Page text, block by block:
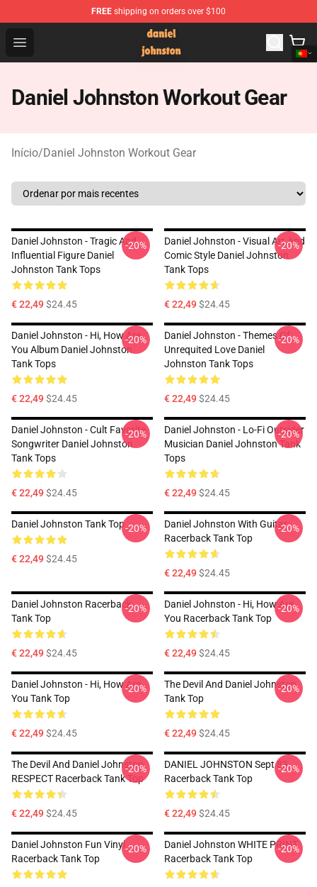
FREE shipping on orders over $100
Open menu
Daniel Johnston Store - Official Daniel Johnston
Daniel Johnston Workout Gear
Início/Daniel Johnston Workout Gear
Daniel Johnston - Tragic And
Influential Figure Daniel
Johnston Tank Tops
€ 22,49$24.45
-20%
Daniel Johnston - Visual Art And
Comic Style Daniel Johnston
Tank Tops
€ 22,49$24.45
-20%
Daniel Johnston - Hi, How Are
You Album Daniel Johnston
Tank Tops
€ 22,49$24.45
-20%
Daniel Johnston - Themes Of
Unrequited Love Daniel
Johnston Tank Tops
€ 22,49$24.45
-20%
Daniel Johnston - Cult Favorite
Songwriter Daniel Johnston
Tank Tops
€ 22,49$24.45
-20%
Daniel Johnston - Lo-Fi Outsider
Musician Daniel Johnston Tank
Tops
€ 22,49$24.45
-20%
Daniel Johnston Tank Top
€ 22,49$24.45
-20%
Daniel Johnston With Guitar
Racerback Tank Top
€ 22,49$24.45
-20%
Daniel Johnston Racerback
Tank Top
€ 22,49$24.45
-20%
Daniel Johnston - Hi, How Are
You Racerback Tank Top
€ 22,49$24.45
-20%
Daniel Johnston - Hi, How Are
You Tank Top
€ 22,49$24.45
-20%
The Devil And Daniel Johnston
Tank Top
€ 22,49$24.45
-20%
The Devil And Daniel Johnston
RESPECT Racerback Tank Top
€ 22,49$24.45
-20%
DANIEL JOHNSTON Sept 83
Racerback Tank Top
€ 22,49$24.45
-20%
Daniel Johnston Fun Vinyl
Racerback Tank Top
-20%
Daniel Johnston WHITE PRINT
Racerback Tank Top
-20%